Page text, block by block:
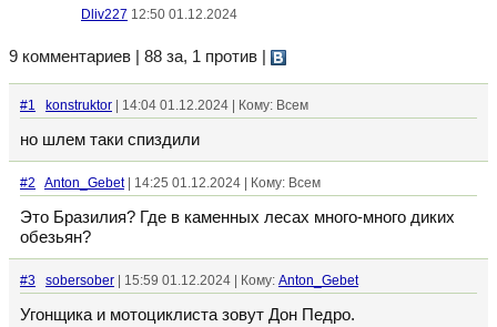
Dliv227 12:50 01.12.2024
9 комментариев | 88 за, 1 против
#1 konstruktor | 14:04 01.12.2024 | Кому: Всем
но шлем таки спиздили
#2 Anton_Gebet| 14:25 01.12.2024 | Кому: Всем
Это Бразилия? Где в каменных лесах много-много диких
обезьян?
#3 sobersober | 15:59 01.12.2024 | Кому: Anton_Gebet
Угонщика и мотоциклиста зовут Дон Педро.